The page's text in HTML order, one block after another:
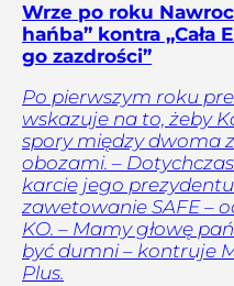
Wrze po roku
hańba” kontra „Cała
go zazdrości”
Po pierwszym roku
wskazuje na to, żeby
spory między dwoma
obozami. –
karcie jego
zawetowanie SAFE –
KO. – Mamy głowę
być dumni – kontruje
Plus.